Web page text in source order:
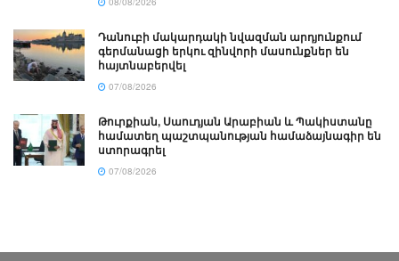
Դանուբի մակարդակի նվազման արդյունքում
գերմանացի երկու զինվորի մասունքներ են
հայտնաբերվել
07/08/2026
Թուրքիան, Սաուդյան Արաբիան և Պակիստանը
համատեղ պաշտպանության համաձայնագիր են
ստորագրել
07/08/2026